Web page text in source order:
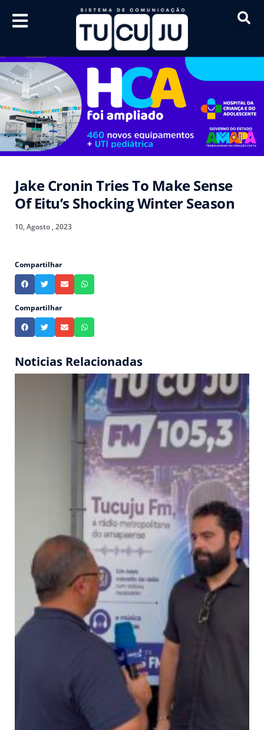
Jake Cronin Tries To Make Sense
Of Eitu’s Shocking Winter Season
10, Agosto , 2023
Compartilhar
Compartilhar
Noticias Relacionadas